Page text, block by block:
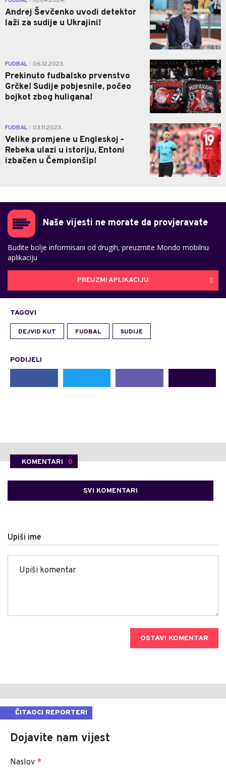
Andrej Ševčenko uvodi detektor
laži za sudije u Ukrajini!
FUDBAL 06.12.2023.
Prekinuto fudbalsko prvenstvo
Grčke! Sudije pobjesnile, počeo
bojkot zbog huligana!
0
FUDBAL 03.11.2023.
Velike promjene u Engleskoj -
Rebeka ulazi u istoriju, Entoni
izbačen u Čempionšip!
0
Naše vijesti ne morate da provjeravate
Budite bolje informisani od drugih, preuzmite Mondo mobilnu
aplikaciju
PREUZMI APLIKACIJU
TAGOVI
DEJVID KUT FUDBAL SUDIJE
PODIJELI
KOMENTARI 0
SVI KOMENTARI
Upiši ime
OSTAVI KOMENTAR
ČITAOCI REPORTERI
Dojavite nam vijest
Naslov *